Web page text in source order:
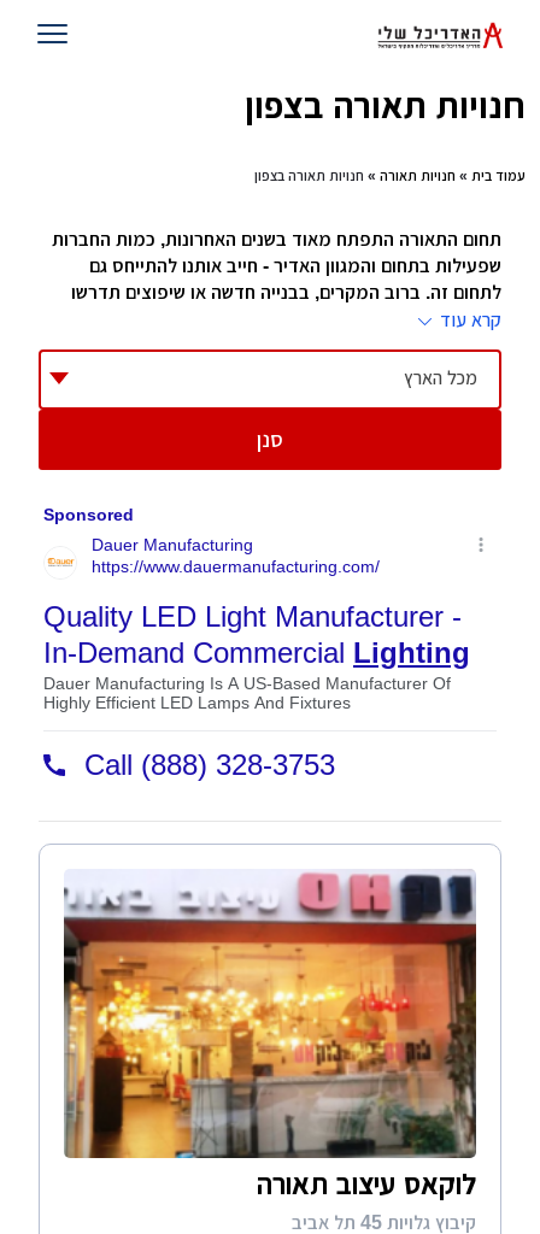
חנויות תאורה בצפון
עמוד בית » חנויות תאורה » חנויות תאורה בצפון
תחום התאורה התפתח מאוד בשנים האחרונות, כמות החברות
שפעילות בתחום והמגוון האדיר - חייב אותנו להתייחס גם
לתחום זה. ברוב המקרים, בבנייה חדשה או שיפוצים תדרשו
להחליף גופי תאורה רבים, אם יש לכם מעצב הוא יוכל לעזור
לכם אם אין לכם, גשו לחנויות התאורה שאספנו למטה והם
ישמחו לייעץ לכם בכל שאלה או עניין.
קרא עוד
מכל הארץ
סנן
לוקאס עיצוב תאורה
קיבוץ גלויות 45 תל אביב